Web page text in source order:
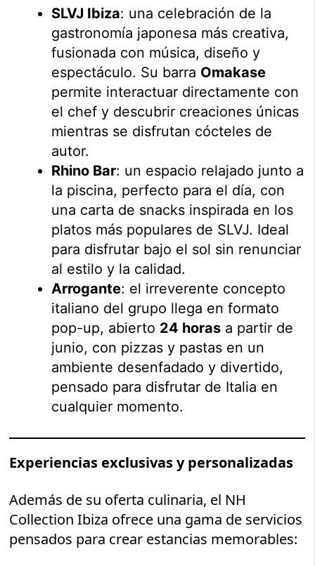
SLVJ Ibiza: una celebración de la
gastronomía japonesa más creativa,
fusionada con música, diseño y
espectáculo. Su barra Omakase
permite interactuar directamente con
el chef y descubrir creaciones únicas
mientras se disfrutan cócteles de
autor.
Rhino Bar: un espacio relajado junto a
la piscina, perfecto para el día, con
una carta de snacks inspirada en los
platos más populares de SLVJ. Ideal
para disfrutar bajo el sol sin renunciar
al estilo y la calidad.
Arrogante: el irreverente concepto
italiano del grupo llega en formato
pop-up, abierto 24 horas a partir de
junio, con pizzas y pastas en un
ambiente desenfadado y divertido,
pensado para disfrutar de Italia en
cualquier momento.
Experiencias exclusivas y personalizadas
Además de su oferta culinaria, el NH
Collection Ibiza ofrece una gama de servicios
pensados para crear estancias memorables: